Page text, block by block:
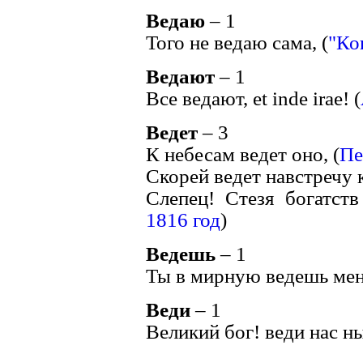
Ведаю– 1
Того не ведаю сама, (
Ведают– 1
Все ведают, et inde irae! (
Ведет– 3
К небесам ведет оно, (
Скорей ведет навстречу
Слепец! Стезя
1816 год)
Ведешь– 1
Ты в мирную ведешь
Веди– 1
Великий бог! веди нас